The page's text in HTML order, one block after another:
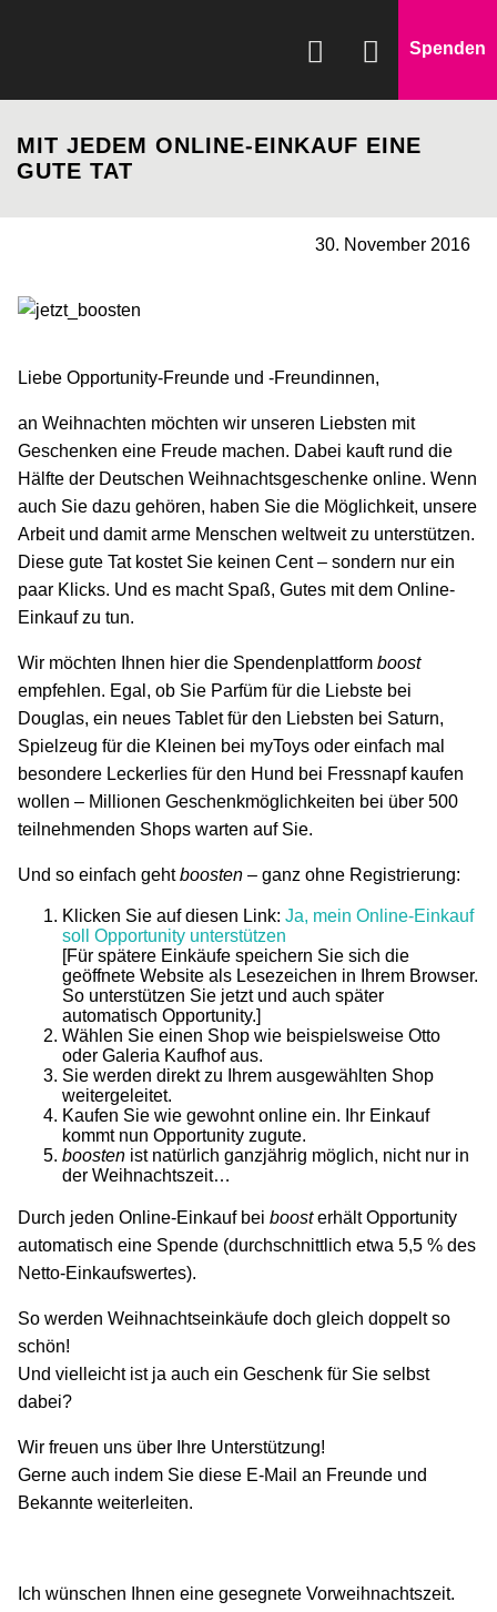
Spenden
WIE WIR HELFEN
MIT JEDEM ONLINE-EINKAUF EINE
GUTE TAT
30. November 2016
Liebe Opportunity-Freunde und -Freundinnen,
an Weihnachten möchten wir unseren Liebsten mit
Geschenken eine Freude machen. Dabei kauft rund die
Hälfte der Deutschen Weihnachtsgeschenke online. Wenn
auch Sie dazu gehören, haben Sie die Möglichkeit, unsere
Arbeit und damit arme Menschen weltweit zu unterstützen.
Diese gute Tat kostet Sie keinen Cent – sondern nur ein
paar Klicks. Und es macht Spaß, Gutes mit dem Online-
Einkauf zu tun.
Wir möchten Ihnen hier die Spendenplattform boost
empfehlen. Egal, ob Sie Parfüm für die Liebste bei
Douglas, ein neues Tablet für den Liebsten bei Saturn,
Spielzeug für die Kleinen bei myToys oder einfach mal
besondere Leckerlies für den Hund bei Fressnapf kaufen
wollen – Millionen Geschenkmöglichkeiten bei über 500
teilnehmenden Shops warten auf Sie.
Und so einfach gehtboosten – ganz ohne Registrierung:
Klicken Sie auf diesen Link: Ja, mein Online-Einkauf
soll Opportunity unterstützen
[Für spätere Einkäufe speichern Sie sich die
geöffnete Website als Lesezeichen in Ihrem Browser.
So unterstützen Sie jetzt und auch später
automatisch Opportunity.]
Wählen Sie einen Shop wie beispielsweise Otto
oder Galeria Kaufhof aus.
Sie werden direkt zu Ihrem ausgewählten Shop
weitergeleitet.
Kaufen Sie wie gewohnt online ein. Ihr Einkauf
kommt nun Opportunity zugute.
boosten ist natürlich ganzjährig möglich, nicht nur in
der Weihnachtszeit…
Durch jeden Online-Einkauf bei boosterhält Opportunity
automatisch eine Spende (durchschnittlich etwa 5,5 % des
Netto-Einkaufswertes).
So werden Weihnachtseinkäufe doch gleich doppelt so
schön!
Und vielleicht ist ja auch ein Geschenk für Sie selbst
dabei?
Wir freuen uns über Ihre Unterstützung!
Gerne auch indem Sie diese E-Mail an Freunde und
Bekannte weiterleiten.
Ich wünschen Ihnen eine gesegnete Vorweihnachtszeit.